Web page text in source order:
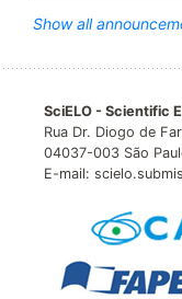
Show all
SciELO - Scientific
Rua Dr. Diogo de
04037-003 São
E-mail: